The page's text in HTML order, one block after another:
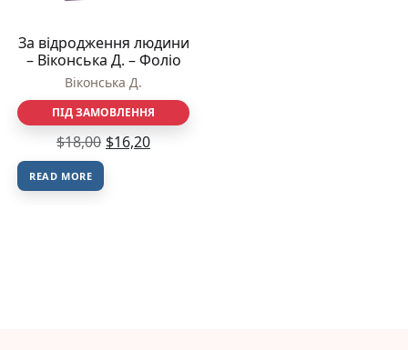
За відродження людини
– Віконська Д. – Фоліо
Віконська Д.
ПІД ЗАМОВЛЕННЯ
$18,00 $16,20
READ MORE